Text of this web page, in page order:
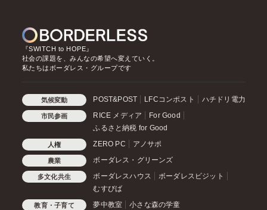
『SWITCH to HOPE』
社会の課題を、みんなの希望へ変えていく。
私たちはボーダレス・グループです
気候変動 POST&POST LFCコンポスト ハチドリ電力
市民参画 RICE メディア
For Good
ふるさと納税 for Good
人権 ZERO PC アノサポ
農業 ボーダレス・グリーンズ
多文化共生 ボーダレスハウス
ボーダレスビジット
むすびば
教育・子育て 夢中教室 小さな森の学童